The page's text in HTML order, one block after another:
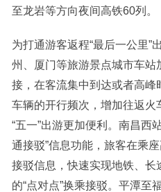
至龙岩等方向夜间高铁60列。
为打通游客返程“最后一公里”
州、厦门等旅游景点城市车站
接，在客流集中到达或者高峰
车辆的开行频次，增加往返火
“五一”出游更加便利。南昌西
通接驳”信息功能，旅客在乘
接驳信息，快速实现地铁、
的“点对点”换乘接驳。平潭至